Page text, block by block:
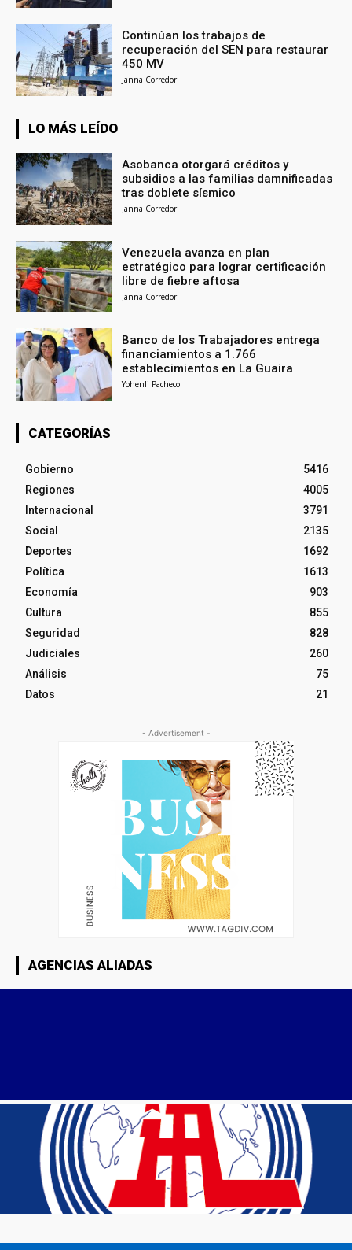
Continúan los trabajos de
recuperación del SEN para restaurar
450 MV
Janna Corredor
LO MÁS LEÍDO
Asobanca otorgará créditos y
subsidios a las familias damnificadas
tras doblete sísmico
Janna Corredor
Venezuela avanza en plan
estratégico para lograr certificación
libre de fiebre aftosa
Janna Corredor
Banco de los Trabajadores entrega
financiamientos a 1.766
establecimientos en La Guaira
Yohenli Pacheco
CATEGORÍAS
Gobierno
5416
Regiones
4005
Internacional
3791
Social
2135
Deportes
1692
Política
1613
Economía
903
Cultura
855
Seguridad
828
Judiciales
260
Análisis
75
Datos
21
- Advertisement -
AGENCIAS ALIADAS